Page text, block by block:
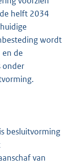
helft 2034
wordt
de
onder
besluitvorming
van